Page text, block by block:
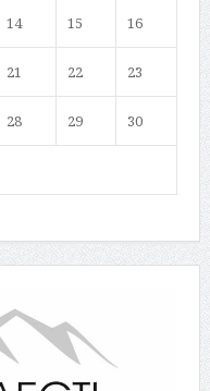
14 15 16
21 22 23
28 29 30